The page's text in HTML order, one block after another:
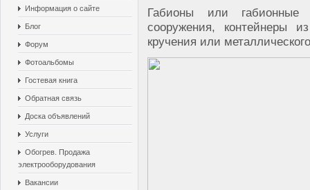
Информация о сайте
Блог
Форум
Фотоальбомы
Гостевая книга
Обратная связь
Доска объявлений
Услуги
Обогрев. Продажа
электрооборудования
Вакансии
Габионы или габионные
сооружения, контейнеры
кручения или